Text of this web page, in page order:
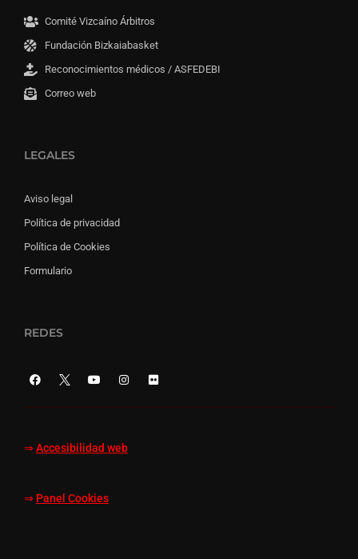
Comité Vizcaíno Árbitros
Fundación Bizkaiabasket
Reconocimientos médicos / ASFEDEBI
Correo web
LEGALES
Aviso legal
Política de privacidad
Política de Cookies
Formulario
REDES
⇒ Accesibilidad web
⇒ Panel Cookies